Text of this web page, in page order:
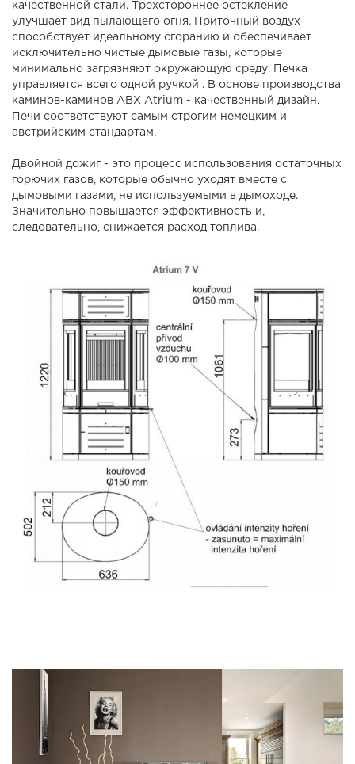
качественной стали. Трехстороннее остекление
улучшает вид пылающего огня. Приточный воздух
способствует идеальному сгоранию и обеспечивает
исключительно чистые дымовые газы, которые
минимально загрязняют окружающую среду. Печка
управляется всего одной ручкой . В основе производства
каминов-каминов ABX Atrium - качественный дизайн.
Печи соответствуют самым строгим немецким и
австрийским стандартам.
Двойной дожиг - это процесс использования остаточных
горючих газов, которые обычно уходят вместе с
дымовыми газами, не используемыми в дымоходе.
Значительно повышается эффективность и,
следовательно, снижается расход топлива.